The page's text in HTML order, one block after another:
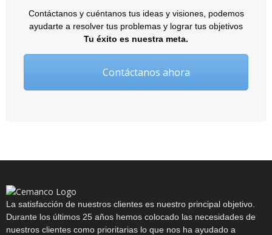
Contáctanos y cuéntanos tus ideas y visiones, podemos
ayudarte a resolver tus problemas y lograr tus objetivos
Tu éxito es nuestra meta.
Contáctanos ahora
La satisfacción de nuestros clientes es nuestro principal objetivo.
Durante los últimos 25 años hemos colocado las necesidades de
nuestros clientes como prioritarias lo que nos ha ayudado a